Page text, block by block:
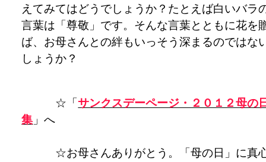
えてみてはどうでしょうか？たとえば白いバラ
言葉は「尊敬」です。そんな言葉とともに花を
ば、お母さんとの絆もいっそう深まるのではな
しょうか？
☆「サンクスデーページ・２０１２母の
集 」へ
☆お母さんありがとう。「母の日」に真